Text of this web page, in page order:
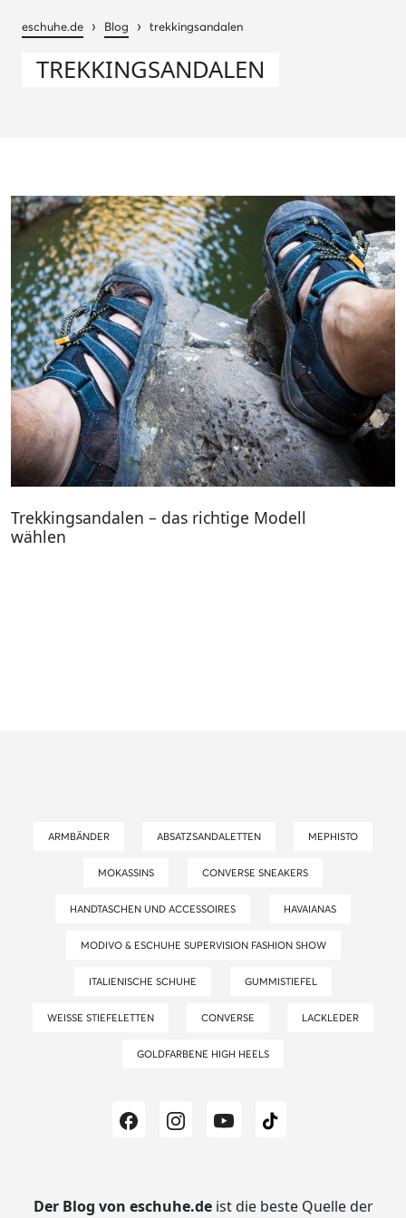
eschuhe.de › Blog › trekkingsandalen
TREKKINGSANDALEN
Trekkingsandalen – das richtige Modell
wählen
ARMBÄNDER ABSATZSANDALETTEN MEPHISTO
MOKASSINS CONVERSE SNEAKERS
HANDTASCHEN UND ACCESSOIRES HAVAIANAS
MODIVO & ESCHUHE SUPERVISION FASHION SHOW
ITALIENISCHE SCHUHE GUMMISTIEFEL
WEISSE STIEFELETTEN CONVERSE LACKLEDER
GOLDFARBENE HIGH HEELS
Der Blog von eschuhe.deist die beste Quelle der